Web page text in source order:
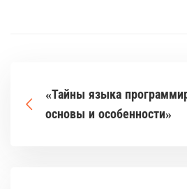
«Тайны языка
основы и особенности»